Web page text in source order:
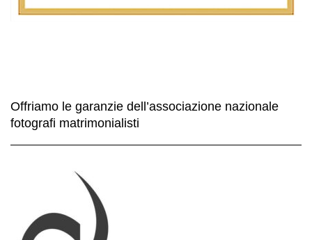
Offriamo le garanzie dell’associazione nazionale
fotografi matrimonialisti